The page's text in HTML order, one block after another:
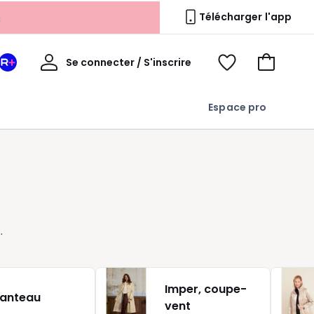
Télécharger l'app
Espace pro
Mon
Se connecter / S'inscrire
Mon
Voir
Voir
Imper, coupe-
vent